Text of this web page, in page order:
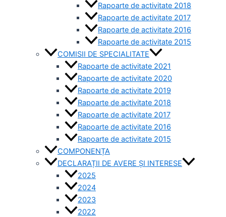
Rapoarte de activitate 2018
Rapoarte de activitate 2017
Rapoarte de activitate 2016
Rapoarte de activitate 2015
COMISII DE SPECIALITATE
Rapoarte de activitate 2021
Rapoarte de activitate 2020
Rapoarte de activitate 2019
Rapoarte de activitate 2018
Rapoarte de activitate 2017
Rapoarte de activitate 2016
Rapoarte de activitate 2015
COMPONENȚA
DECLARAȚII DE AVERE ȘI INTERESE
2025
2024
2023
2022